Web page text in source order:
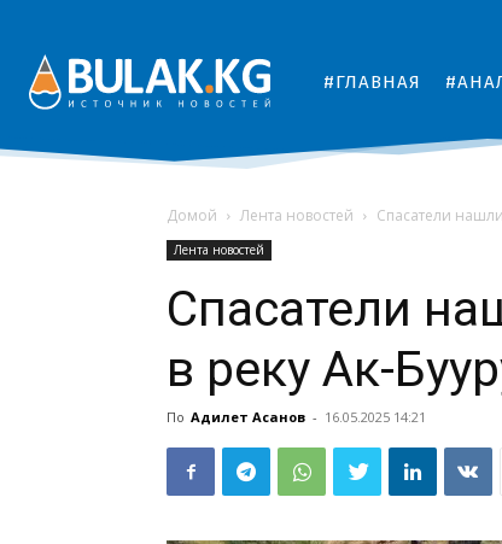
#ГЛАВНАЯ
Домой Лента новостей Спасатели
Лента новостей
Спасатели
в реку Ак-
По Адилет Асанов - 16.05.2025 14:21